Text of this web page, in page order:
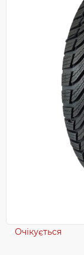
Очікується